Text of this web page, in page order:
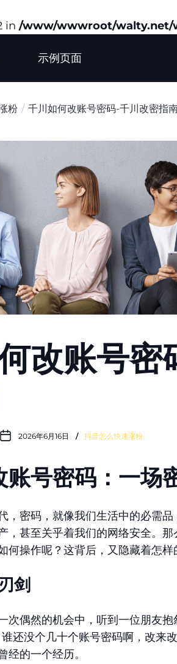
in /www/wwwroot/walty.net/
示例页面
粉 千川如何改账号密码-千川改密指
改账号密
2026年6月16日 抖音怎么快速涨粉
账号密码：一场
，密码，就像我们生活中的必需
，甚至关乎着我们的网络安全。
何操作呢？这背后，又隐藏着怎样
剑
次偶然的机会中，听到一位朋友
还没个几十个账号密码啊，改来
经的一个经历。